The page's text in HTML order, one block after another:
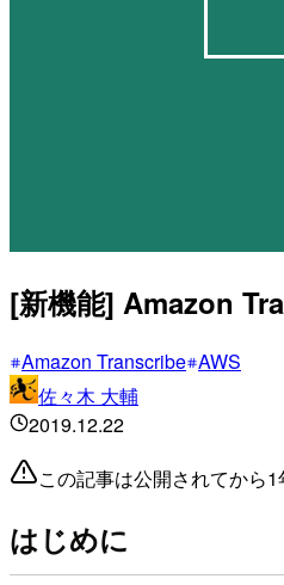
[新機能] Amazon
Amazon Transcribe AWS
佐々木 大輔
2019.12.22
この記事は公開されてから
はじめに